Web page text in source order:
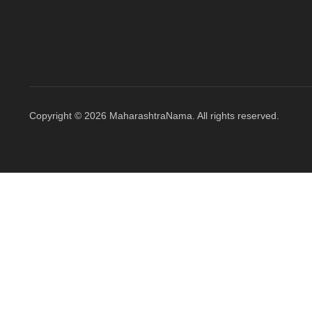
Copyright © 2026 MaharashtraNama. All rights reserved.